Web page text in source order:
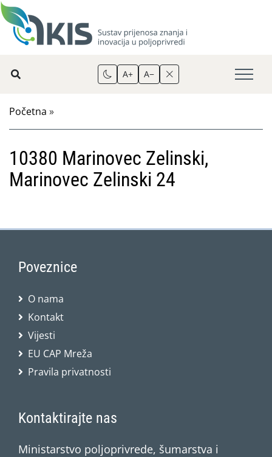
A+ A−
Početna »
10380 Marinovec Zelinski,
Marinovec Zelinski 24
Poveznice
O nama
Kontakt
Vijesti
EU CAP Mreža
Pravila privatnosti
Kontaktirajte nas
Ministarstvo poljoprivrede, šumarstva i